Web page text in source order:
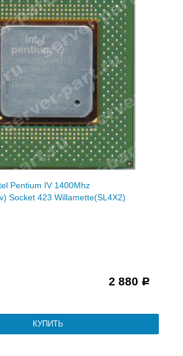
Pentium IV 1400Mhz
Socket 423 Willamette(SL4X2)
2 880 Р